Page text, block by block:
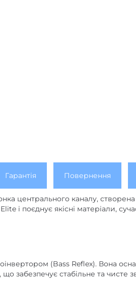
Гарантія Повернення
центрального каналу,
і поєднує якісні матеріали,
(Bass Reflex). Вона
забезпечує стабільне та чисте